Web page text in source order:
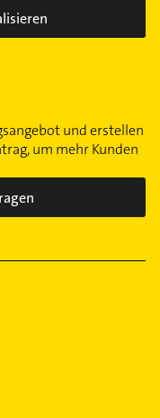
und erstellen
um mehr Kunden